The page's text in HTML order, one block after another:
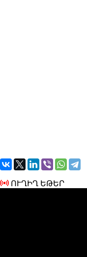
ՈՒՂԻՂ ԵԹԵՐ